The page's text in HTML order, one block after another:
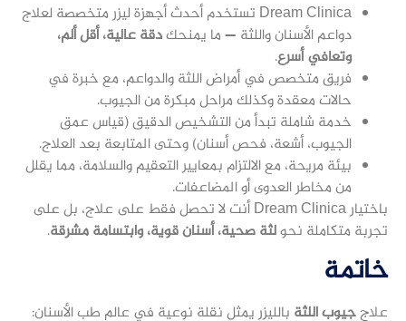
Dream Clinica تستخدم أحدث أجهزة ليزر متخصصة لعلاج
دواعم الأسنان واللثة — ما يمنحكدقة عالية، أقل ألم،
وتعافي أسرع.
فريق متخصص في أمراض اللثة والدواعم، مع خبرة في
حالات معقدة وكذلك مراحل مبكرة من الجيوب.
خدمة شاملة تبدأ من التشخيص الدقيق (قياس عمق
الجيوب، أشعة، فحص أسنان) وحتى المتابعة بعد العلاج.
بيئة مريحة، مع الالتزام بمعايير التعقيم والسلامة، مما يقلل
من مخاطر العدوى أو المضاعفات.
باختيار Dream Clinica أنت لا تحصل فقط على علاج، بل على
تجربة متكاملة نحولثة صحية، أسنان قوية، وابتسامة مشرقة.
خاتمة
علاججيوب اللثة بالليزر يمثل نقلة نوعية في عالم طب الأسنان: